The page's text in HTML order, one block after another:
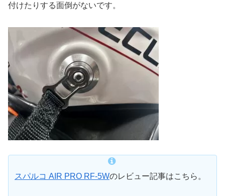
付けたりする面倒がないです。
スパルコ AIR PRO RF-5Wのレビュー記事はこちら。